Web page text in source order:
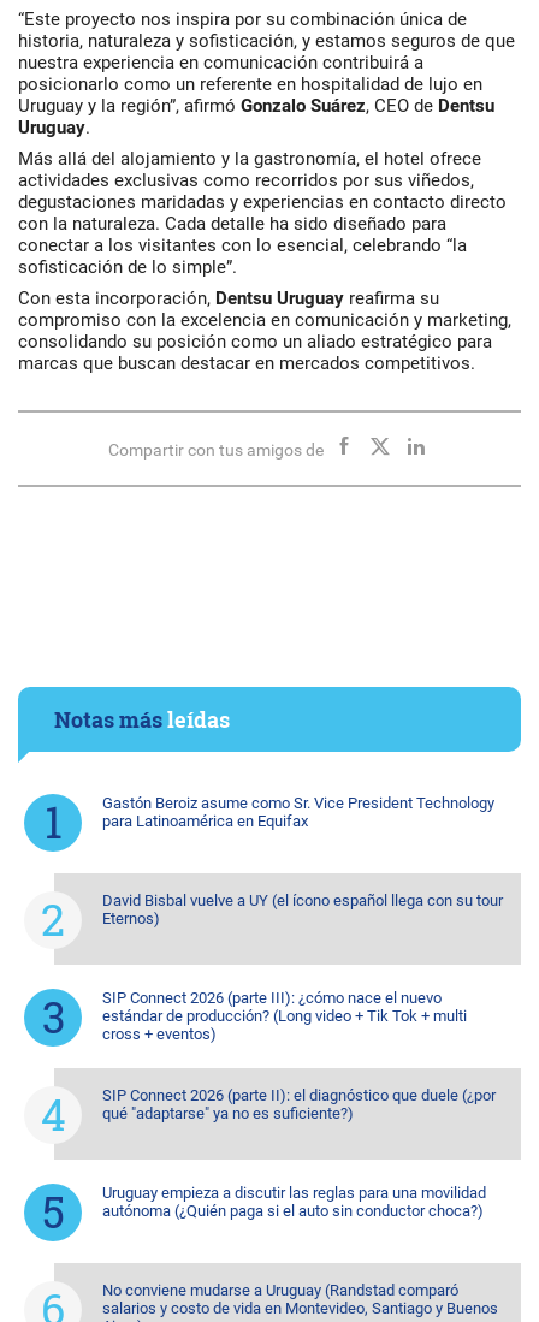
“Este proyecto nos inspira por su combinación única de
historia, naturaleza y sofisticación, y estamos seguros de que
nuestra experiencia en comunicación contribuirá a
posicionarlo como un referente en hospitalidad de lujo en
Uruguay y la región”, afirmó Gonzalo Suárez, CEO de Dentsu
Uruguay.
Más allá del alojamiento y la gastronomía, el hotel ofrece
actividades exclusivas como recorridos por sus viñedos,
degustaciones maridadas y experiencias en contacto directo
con la naturaleza. Cada detalle ha sido diseñado para
conectar a los visitantes con lo esencial, celebrando “la
sofisticación de lo simple”.
Con esta incorporación, Dentsu Uruguay reafirma su
compromiso con la excelencia en comunicación y marketing,
consolidando su posición como un aliado estratégico para
marcas que buscan destacar en mercados competitivos.
Compartir con tus amigos de
Notas másleídas
Gastón Beroiz asume como Sr. Vice President Technology
para Latinoamérica en Equifax
David Bisbal vuelve a UY (el ícono español llega con su tour
Eternos)
SIP Connect 2026 (parte III): ¿cómo nace el nuevo
estándar de producción? (Long video + Tik Tok + multi
cross + eventos)
SIP Connect 2026 (parte II): el diagnóstico que duele (¿por
qué "adaptarse" ya no es suficiente?)
Uruguay empieza a discutir las reglas para una movilidad
autónoma (¿Quién paga si el auto sin conductor choca?)
No conviene mudarse a Uruguay (Randstad comparó
salarios y costo de vida en Montevideo, Santiago y Buenos